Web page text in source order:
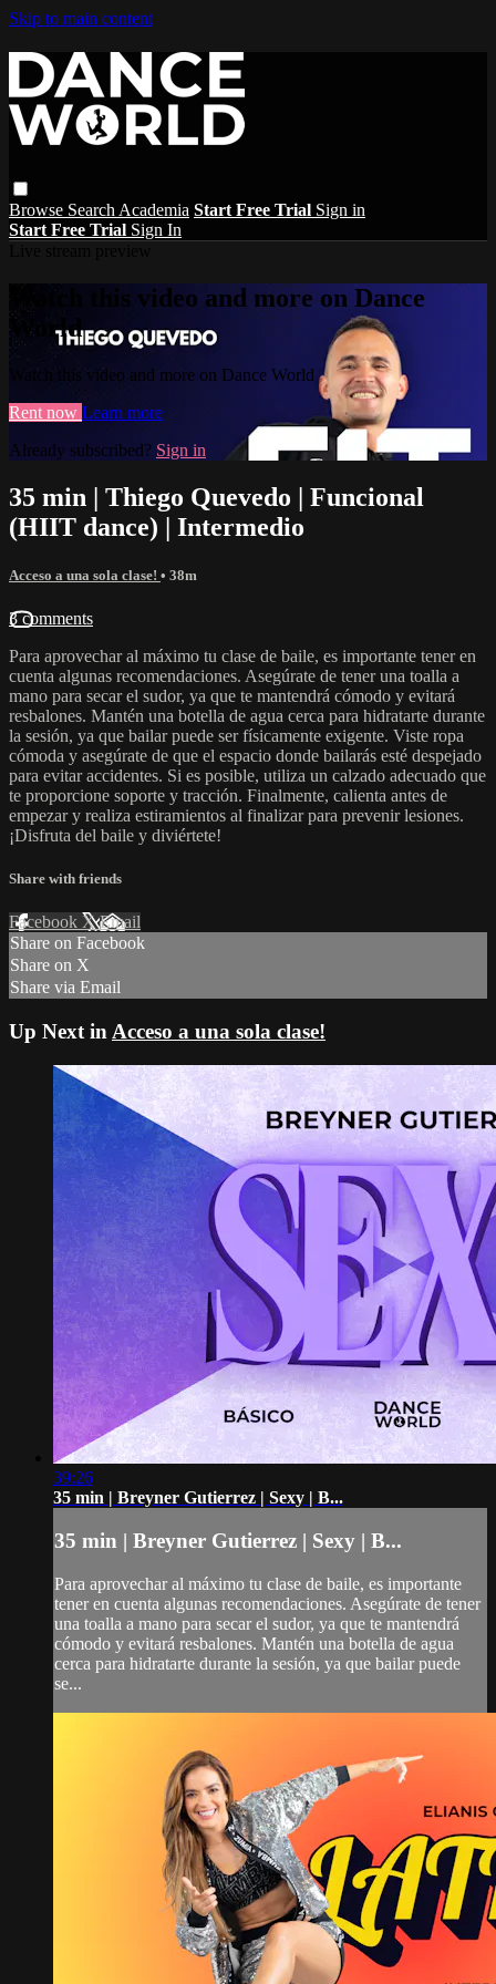
Skip to main content
Browse Search Academia Start Free Trial Sign in
Start Free Trial Sign In
Watch this video and more on Dance
World
Watch this video and more on Dance World
Rent now Learn more
Already subscribed? Sign in
35 min | Thiego Quevedo | Funcional
(HIIT dance) | Intermedio
Acceso a una sola clase! • 38m
3 comments
Para aprovechar al máximo tu clase de baile, es importante tener en
cuenta algunas recomendaciones. Asegúrate de tener una toalla a
mano para secar el sudor, ya que te mantendrá cómodo y evitará
resbalones. Mantén una botella de agua cerca para hidratarte durante
la sesión, ya que bailar puede ser físicamente exigente. Viste ropa
cómoda y asegúrate de que el espacio donde bailarás esté despejado
para evitar accidentes. Si es posible, utiliza un calzado adecuado que
te proporcione soporte y tracción. Finalmente, calienta antes de
empezar y realiza estiramientos al finalizar para prevenir lesiones.
¡Disfruta del baile y diviértete!
Share with friends
Facebook XEmail
Share on Facebook
Share on X
Share via Email
Up Next in Acceso a una sola clase!
39:26
35 min | Breyner Gutierrez | Sexy | B...
35 min | Breyner Gutierrez | Sexy | B...
Para aprovechar al máximo tu clase de baile, es importante
tener en cuenta algunas recomendaciones. Asegúrate de tener
una toalla a mano para secar el sudor, ya que te mantendrá
cómodo y evitará resbalones. Mantén una botella de agua
cerca para hidratarte durante la sesión, ya que bailar puede
se...